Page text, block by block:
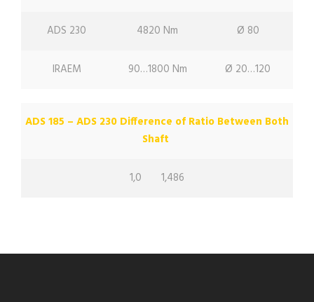
ADS 230 4820 Nm Ø 80
IRAEM 90…1800 Nm Ø 20…120
ADS 185 – ADS 230 Difference of Ratio Between Both
Shaft
1,0 1,486